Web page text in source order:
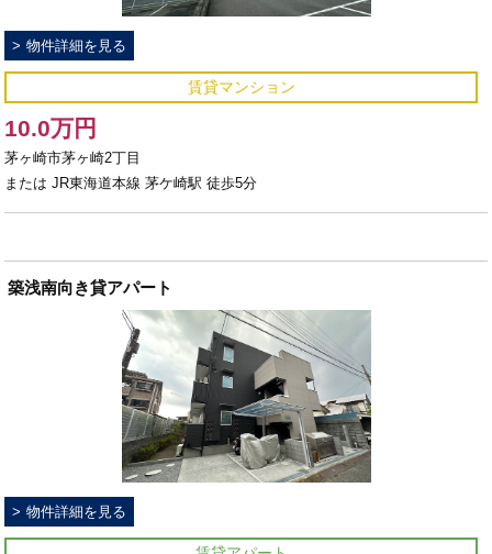
物件詳細を見る
賃貸マンション
10.0万円
茅ヶ崎市茅ヶ崎2丁目
または JR東海道本線 茅ケ崎駅 徒歩5分
築浅南向き貸アパート
物件詳細を見る